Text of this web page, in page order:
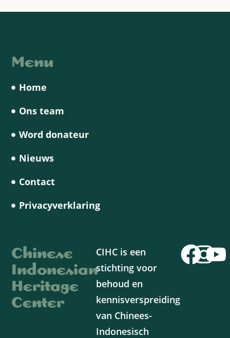
Chinese
Indonesian
Heritage
Center
CIHC is een
stichting voor
behoud en
kennisverspreiding
van Chinees-
Indonesisch
Menu
Home
Ons team
Word donateur
Nieuws
Contact
Privacyverklaring